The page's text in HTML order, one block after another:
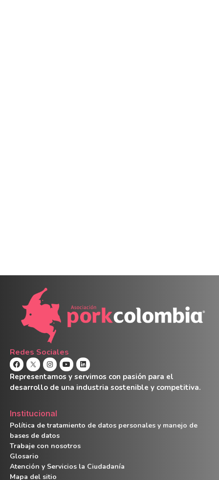
Redes Sociales
Representamos y servimos con pasión para el
desarrollo de una industria sostenible y competitiva.
Institucional
Política de tratamiento de datos personales y manejo de
bases de datos
Trabaje con nosotros
Glosario
Atención y Servicios la Ciudadanía
Mapa del sitio